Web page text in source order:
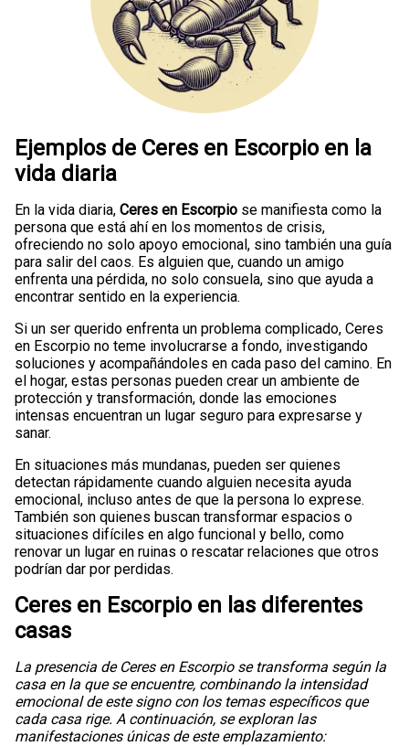
Ejemplos de Ceres en Escorpio en la
vida diaria
En la vida diaria, Ceres en Escorpio se manifiesta como la
persona que está ahí en los momentos de crisis,
ofreciendo no solo apoyo emocional, sino también una guía
para salir del caos. Es alguien que, cuando un amigo
enfrenta una pérdida, no solo consuela, sino que ayuda a
encontrar sentido en la experiencia.
Si un ser querido enfrenta un problema complicado, Ceres
en Escorpio no teme involucrarse a fondo, investigando
soluciones y acompañándoles en cada paso del camino. En
el hogar, estas personas pueden crear un ambiente de
protección y transformación, donde las emociones
intensas encuentran un lugar seguro para expresarse y
sanar.
En situaciones más mundanas, pueden ser quienes
detectan rápidamente cuando alguien necesita ayuda
emocional, incluso antes de que la persona lo exprese.
También son quienes buscan transformar espacios o
situaciones difíciles en algo funcional y bello, como
renovar un lugar en ruinas o rescatar relaciones que otros
podrían dar por perdidas.
Ceres en Escorpio en las diferentes
casas
La presencia de Ceres en Escorpio se transforma según la
casa en la que se encuentre, combinando la intensidad
emocional de este signo con los temas específicos que
cada casa rige. A continuación, se exploran las
manifestaciones únicas de este emplazamiento: